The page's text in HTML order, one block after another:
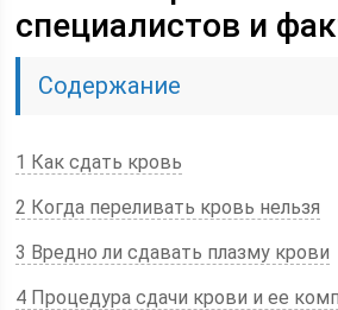
специалистов и
Содержание
1 Как сдать кровь
2 Когда переливать кровь нельзя
3 Вредно ли сдавать плазму крови
4 Процедура сдачи крови и ее